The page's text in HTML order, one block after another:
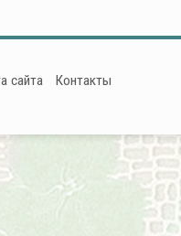
сайта Контакты